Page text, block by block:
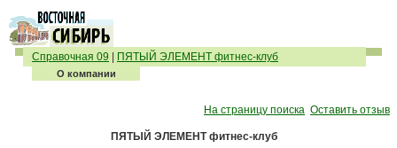
Справочная 09 ПЯТЫЙ ЭЛЕМЕНТ фитнес-клуб
О компании
На страницу поиска Оставить отзыв
ПЯТЫЙ ЭЛЕМЕНТ фитнес-клуб